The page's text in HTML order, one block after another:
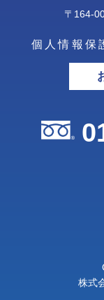
〒164-
個人情報保
株式